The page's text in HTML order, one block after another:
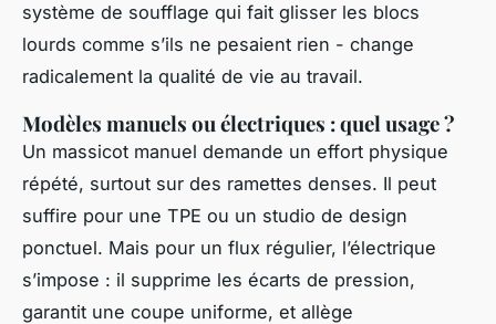
système de soufflage qui fait glisser les blocs
lourds comme s’ils ne pesaient rien - change
radicalement la qualité de vie au travail.
Modèles manuels ou électriques : quel usage ?
Un massicot manuel demande un effort physique
répété, surtout sur des ramettes denses. Il peut
suffire pour une TPE ou un studio de design
ponctuel. Mais pour un flux régulier, l’électrique
s’impose : il supprime les écarts de pression,
garantit une coupe uniforme, et allège